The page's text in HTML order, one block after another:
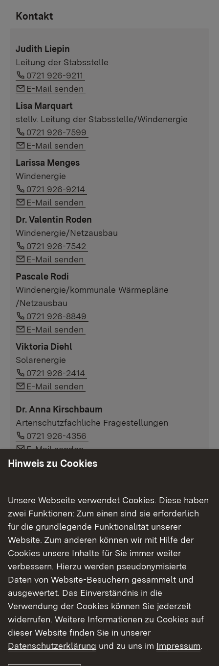
Kontakt
Judith Liepin
Leitung der Stabsstelle
Link auf Telefonnummer:
0721 926-9211
Link auf E-Mail:
E-Mail senden
Lisa Marquart
stellv. Leitung der Stabsstelle/Windenergie
Link auf Telefonnummer:
0721 926-7599
Link auf E-Mail:
E-Mail senden
Larissa Menges
Windenergie
Link auf Telefonnummer:
0721 926-9214
Link auf E-Mail:
E-Mail senden
Dr. Valentin Roden
Windenergie/Netzausbau
Link auf Telefonnummer:
0721 926-7542
Link auf E-Mail:
E-Mail senden
Pascale Rodi
Windenergie/kommunale Wärmepläne
/Netzausbau
Link auf Telefonnummer:
0721 926-8849
Link auf E-Mail:
E-Mail senden
Viktoria Diehl
Solarenergie
Link auf Telefonnummer:
0721 926-2414
Link auf E-Mail:
E-Mail senden
Dr. Anna Kirschbaum
Artenschutzfachliche Fragestellungen
Link auf Telefonnummer:
0721 926-4356
Link auf E-Mail:
E-Mail senden
Selina Große
Link auf E-Mail:
E-Mail senden
Jan Golin
Wasserstoff/Geothermie/Klimawandelanpassu
ng/Solarenergie
Link auf Telefonnummer:
0721 926-7506
Link auf E-Mail:
E-Mail senden
Selina Schemenauer
Organisation
Link auf Telefonnummer:
0721 926-3325
Link auf E-Mail:
E-Mail senden
Neslihan Beer
Wärmegesetze Land und
Hinweis zu Cookies
Unsere Webseite verwendet Cookies. Diese haben
zwei Funktionen: Zum einen sind sie erforderlich
für die grundlegende Funktionalität unserer
Website. Zum anderen können wir mit Hilfe der
Cookies unsere Inhalte für Sie immer weiter
verbessern. Hierzu werden pseudonymisierte
Daten von Website-Besuchern gesammelt und
ausgewertet. Das Einverständnis in die
Verwendung der Cookies können Sie jederzeit
widerrufen. Weitere Informationen zu Cookies auf
dieser Website finden Sie in unserer
Datenschutzerklärung und zu uns im Impressum.